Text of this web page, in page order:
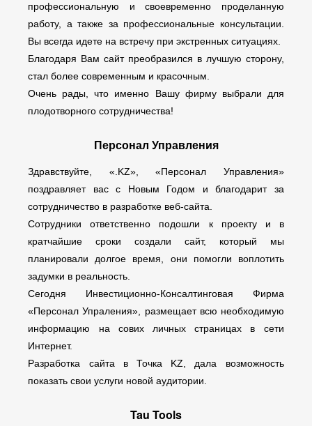
профессиональную и своевременно проделанную
работу, а также за профессиональные консультации.
Вы всегда идете на встречу при экстренных ситуациях.
Благодаря Вам сайт преобразился в лучшую сторону,
стал более современным и красочным.
Очень рады, что именно Вашу фирму выбрали для
плодотворного сотрудничества!
Персонал Управления
Здравствуйте, «.KZ», «Персонал Управления»
поздравляет вас с Новым Годом и благодарит за
сотрудничество в разработке веб-сайта.
Сотрудники ответственно подошли к проекту и в
кратчайшие сроки создали сайт, который мы
планировали долгое время, они помогли воплотить
задумки в реальность.
Сегодня Инвестиционно-Консалтинговая Фирма
«Персонал Упраления», размещает всю необходимую
информацию на сових личных страницах в сети
Интернет.
Разработка сайта в Точка KZ, дала возможность
показать свои услуги новой аудитории.
Tau Tools